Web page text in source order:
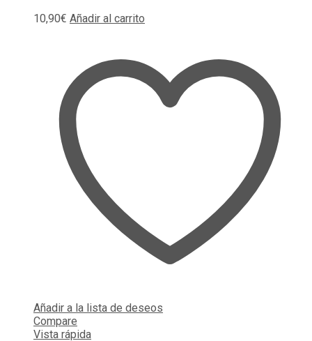
10,90€ Añadir al carrito
Añadir a la lista de deseos
Compare
Vista rápida